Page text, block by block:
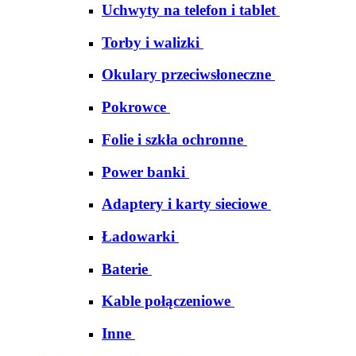
Uchwyty na telefon i tablet
Torby i walizki
Okulary przeciwsłoneczne
Pokrowce
Folie i szkła ochronne
Power banki
Adaptery i karty sieciowe
Ładowarki
Baterie
Kable połączeniowe
Inne